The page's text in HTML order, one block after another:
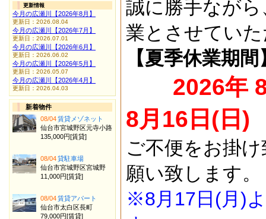
誠に勝手なが
業とさせてい
【夏季休業期間
2026年
8月16日(日)
ご不便をお掛
願い致します。
※8月17日(月)
更新情報
今月の広瀬川【2026年8月】
更新日：2026.08.04
今月の広瀬川【2026年7月】
更新日：2026.07.01
今月の広瀬川【2026年6月】
更新日：2026.06.02
今月の広瀬川【2026年5月】
更新日：2026.05.07
今月の広瀬川【2026年4月】
更新日：2026.04.03
新着物件
08/04賃貸メゾネット
仙台市宮城野区元寺小路
135,000円[賃貸]
08/04貸駐車場
仙台市宮城野区宮城野
11,000円[賃貸]
08/04賃貸アパート
仙台市太白区長町
79,000円[賃貸]